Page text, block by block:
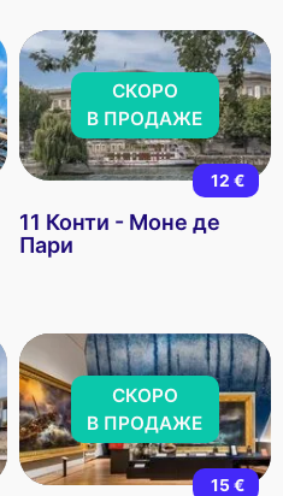
СКОРО
В ПРОДАЖЕ
12 €
11 Конти - Моне де
Пари
СКОРО
В ПРОДАЖЕ
15 €